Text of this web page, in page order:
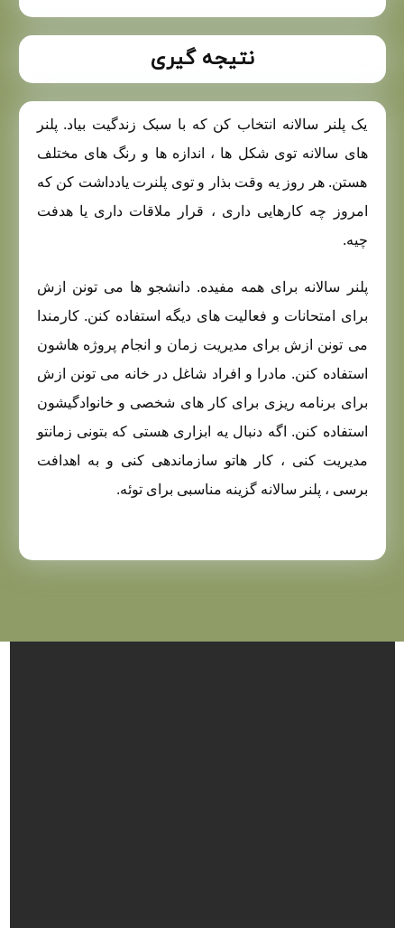
نتیجه گیری
یک پلنر سالانه انتخاب کن که با سبک زندگیت بیاد. پلنر
های سالانه توی شکل ها ، اندازه ها و رنگ های مختلف
هستن. هر روز یه وقت بذار و توی پلنرت یادداشت کن که
امروز چه کارهایی داری ، قرار ملاقات داری یا هدفت
چیه.
پلنر سالانه برای همه مفیده. دانشجو ها می تونن ازش
برای امتحانات و فعالیت های دیگه استفاده کنن. کارمندا
می تونن ازش برای مدیریت زمان و انجام پروژه هاشون
استفاده کنن. مادرا و افراد شاغل در خانه می تونن ازش
برای برنامه ریزی برای کار های شخصی و خانوادگیشون
استفاده کنن. اگه دنبال یه ابزاری هستی که بتونی زمانتو
مدیریت کنی ، کار هاتو سازماندهی کنی و به اهدافت
برسی ، پلنر سالانه گزینه مناسبی برای توئه.